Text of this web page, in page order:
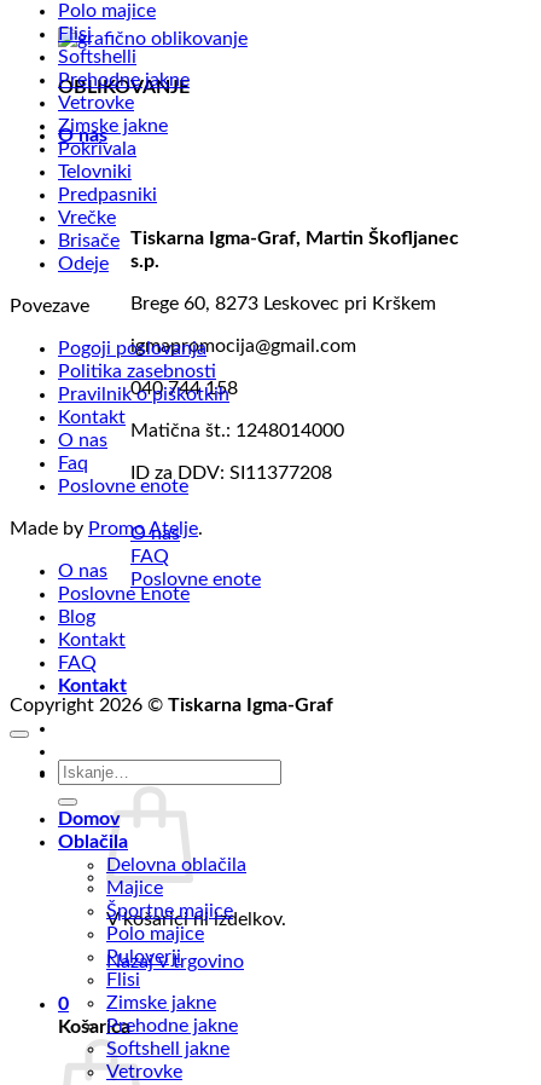
OBLIKOVANJE
O nas
Tiskarna Igma-Graf, Martin Škofljanec
s.p.
Brege 60, 8273 Leskovec pri Krškem
igmapromocija@gmail.com
040 744 158
Matična št.: 1248014000
ID za DDV: SI11377208
O nas
FAQ
Poslovne enote
Kontakt
€0,00 0
V košarici ni izdelkov.
Nazaj v trgovino
0
Košarica
Polo majice
Flisi
Softshelli
Prehodne jakne
Vetrovke
Zimske jakne
Pokrivala
Telovniki
Predpasniki
Vrečke
Brisače
Odeje
Povezave
Pogoji poslovanja
Politika zasebnosti
Pravilnik o piškotkih
Kontakt
O nas
Faq
Poslovne enote
Made by Promo Atelje.
O nas
Poslovne Enote
Blog
Kontakt
FAQ
Copyright 2026 © Tiskarna Igma-Graf
Išči:
Domov
Oblačila
Delovna oblačila
Majice
Športne majice
Polo majice
Puloverji
Flisi
Zimske jakne
Prehodne jakne
Softshell jakne
Vetrovke